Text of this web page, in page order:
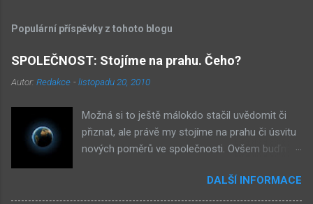
Populární příspěvky z tohoto blogu
SPOLEČNOST: Stojíme na prahu. Čeho?
Autor: Redakce -listopadu 20, 2010
Možná si to ještě málokdo stačil uvědomit či
přiznat, ale právě my stojíme na prahu či úsvitu
nových poměrů ve společnosti. Ovšem buďme
Novými poměry ve společnosti myslím
přiklonění se s některé z nám již historicky
DALŠÍ INFORMACE